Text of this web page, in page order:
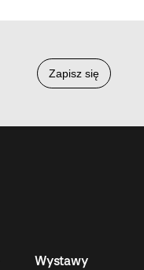
Zapisz się
Wystawy